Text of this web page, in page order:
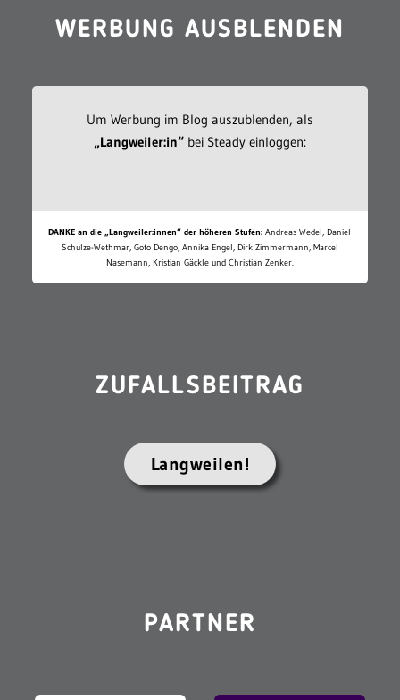
WERBUNG AUSBLENDEN
Um Werbung im Blog auszublenden, als
„Langweiler:in“bei Steady einloggen:
DANKE an die „Langweiler:innen“ der höheren Stufen: Andreas Wedel, Daniel
Schulze-Wethmar, Goto Dengo, Annika Engel, Dirk Zimmermann, Marcel
Nasemann, Kristian Gäckle und Christian Zenker.
ZUFALLSBEITRAG
Langweilen!
PARTNER